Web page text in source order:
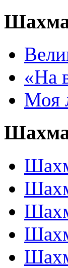
«На
Моя